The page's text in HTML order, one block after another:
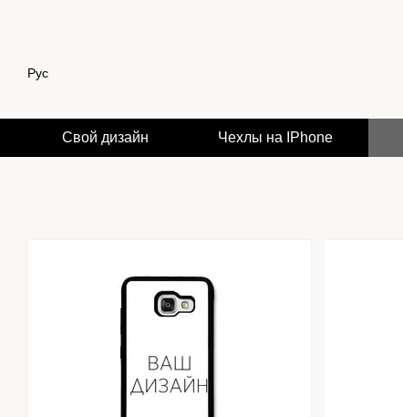
Рус
Свой дизайн Чехлы на IPhone